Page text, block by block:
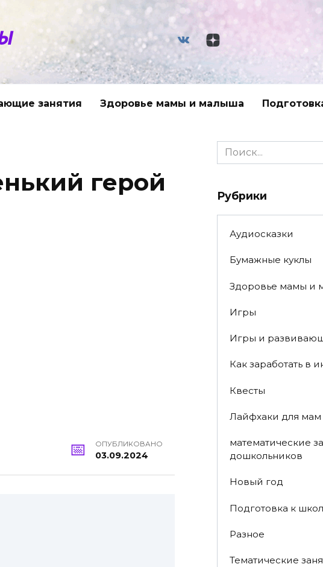
занятия Здоровье мамы и малыша
герой
ОПУБЛИКОВАНО
03.09.2024
Search
for:
Рубрики
Аудиосказки
Бумажные куклы
Здоровье мамы и
Игры
Игры и
Как заработать в
Квесты
Лайфхаки для мам
математические
дошкольников
Новый год
Подготовка к
Разное
Тематические